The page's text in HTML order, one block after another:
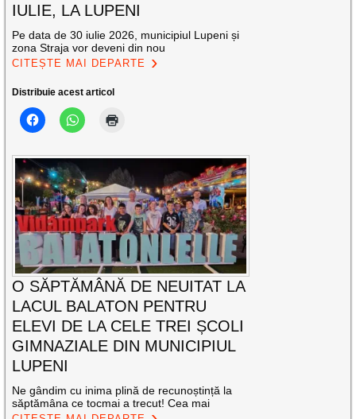
IULIE, LA LUPENI
Pe data de 30 iulie 2026, municipiul Lupeni și
zona Straja vor deveni din nou
CITEȘTE MAI DEPARTE
Distribuie acest articol
O SĂPTĂMÂNĂ DE NEUITAT LA
LACUL BALATON PENTRU
ELEVI DE LA CELE TREI ȘCOLI
GIMNAZIALE DIN MUNICIPIUL
LUPENI
Ne gândim cu inima plină de recunoștință la
săptămâna ce tocmai a trecut! Cea mai